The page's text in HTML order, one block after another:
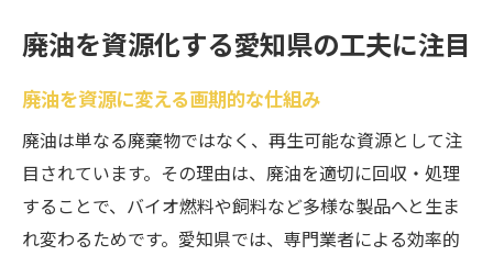
廃油を資源化する愛知県の工夫に注目
廃油を資源に変える画期的な仕組み
廃油は単なる廃棄物ではなく、再生可能な資源として注
目されています。その理由は、廃油を適切に回収・処理
することで、バイオ燃料や飼料など多様な製品へと生ま
れ変わるためです。愛知県では、専門業者による効率的